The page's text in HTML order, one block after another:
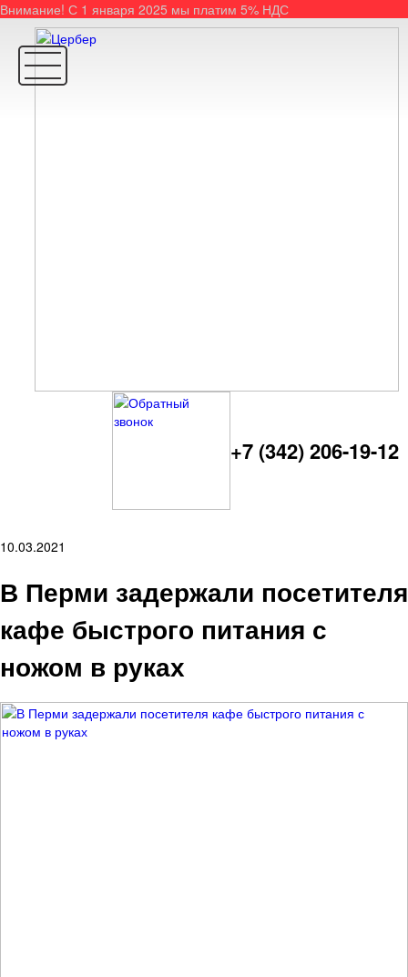
Внимание! С 1 января 2025 мы платим 5% НДС
+7 (342) 206-19-12
10.03.2021
В Перми задержали посетителя
кафе быстрого питания с
ножом в руках